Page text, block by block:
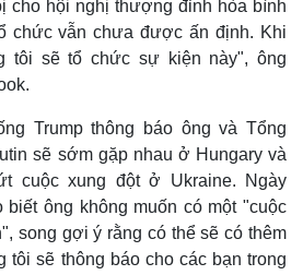
Multimedia
Video
Ảnh
E-Magazine
Infographic
cho hội nghị thượng đỉnh hòa bình
chức vẫn chưa được ấn định. Khi
tôi sẽ tổ chức sự kiện này", ông
Trump thông báo ông và Tổng
sẽ sớm gặp nhau ở Hungary và
cuộc xung đột ở Ukraine. Ngày
biết ông không muốn có một "cuộc
song gợi ý rằng có thể sẽ có thêm
tôi sẽ thông báo cho các bạn trong